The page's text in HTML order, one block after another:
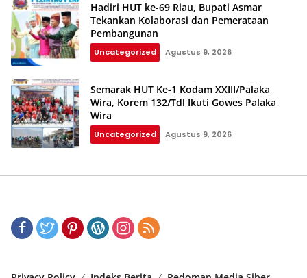
Hadiri HUT ke-69 Riau, Bupati Asmar
Tekankan Kolaborasi dan Pemerataan
Pembangunan
Uncategorized Agustus 9, 2026
Semarak HUT Ke-1 Kodam XXIII/Palaka
Wira, Korem 132/Tdl Ikuti Gowes Palaka
Wira
Uncategorized Agustus 9, 2026